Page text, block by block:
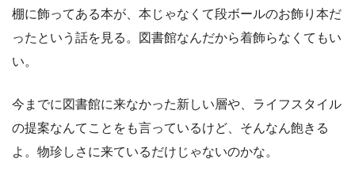
棚に飾ってある本が、本じゃなくて段ボールのお飾り本だ
ったという話を見る。図書館なんだから着飾らなくてもい
い。
今までに図書館に来なかった新しい層や、ライフスタイル
の提案なんてことをも言っているけど、そんなん飽きる
よ。物珍しさに来ているだけじゃないのかな。